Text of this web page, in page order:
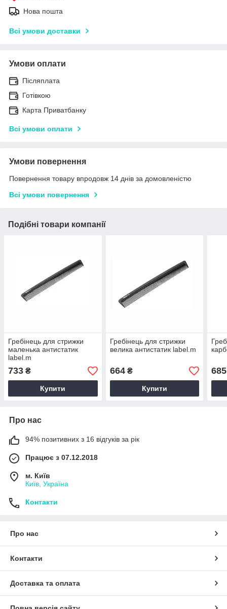
Нова пошта
Всі умови доставки
Умови оплати
Післяплата
Готівкою
Карта Приватбанку
Всі умови оплати
Умови повернення
Повернення товару впродовж 14 днів за домовленістю
Всі умови повернення
Подібні товари компанії
Гребінець для стрижки
маленька антистатик
label.m
733 ₴
Купити
Гребінець для стрижки
велика антистатик label.m
664₴
Купити
685
Про нас
94% позитивних з 16 відгуків за рік
Працює з 07.12.2018
м. Київ
Київ, Україна
Контакти
Про нас
Контакти
Доставка та оплата